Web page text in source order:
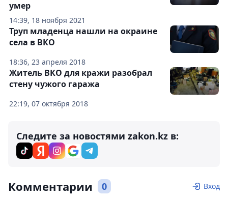
14:39, 18 ноября 2021
умер
18:36, 23 апреля 2018
Труп младенца нашли на окраине
села в ВКО
22:19, 07 октября 2018
Житель ВКО для кражи разобрал
стену чужого гаража
Следите за новостями zakon.kz в:
Комментарии 0 Вход